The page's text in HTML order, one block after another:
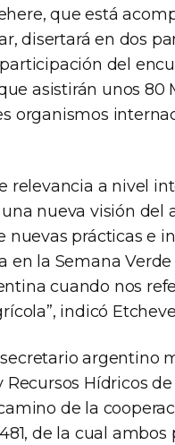
que está
disertará en dos
del
asistirán unos 80
organismos
relevancia a nivel
nueva visión del
nuevas prácticas e
en la Semana
cuando nos
indicó
argentino
Hídricos
de la
de la cual